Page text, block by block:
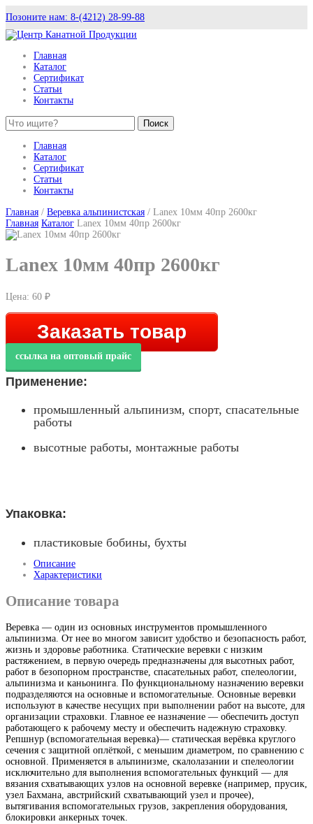
Позоните нам: 8-(4212) 28-99-88
Главная
Каталог
Сертификат
Статьи
Контакты
Поиск
Главная
Каталог
Сертификат
Статьи
Контакты
Главная / Веревка альпинистская / Lanex 10мм 40пр 2600кг
Главная Каталог Lanex 10мм 40пр 2600кг
Lanex 10мм 40пр 2600кг
Цена: 60 ₽
Заказать товар
ссылка на оптовый прайс
Применение:
промышленный альпинизм, спорт, спасательные
работы
высотные работы, монтажные работы
Упаковка:
пластиковые бобины, бухты
Описание
Характеристики
Описание товара
Веревка — один из основных инструментов промышленного
альпинизма. От нее во многом зависит удобство и безопасность работ,
жизнь и здоровье работника. Статические веревки с низким
растяжением, в первую очередь предназначены для высотных работ,
работ в безопорном пространстве, спасательных работ, спелеологии,
альпинизма и каньонинга. По функциональному назначению веревки
подразделяются на основные и вспомогательные. Основные веревки
используют в качестве несущих при выполнении работ на высоте, для
организации страховки. Главное ее назначение — обеспечить доступ
работающего к рабочему месту и обеспечить надежную страховку.
Репшнур (вспомогательная веревка)— статическая верёвка круглого
сечения с защитной оплёткой, с меньшим диаметром, по сравнению с
основной. Применяется в альпинизме, скалолазании и спелеологии
исключительно для выполнения вспомогательных функций — для
вязания схватывающих узлов на основной веревке (например, прусик,
узел Бахмана, австрийский схватывающий узел и прочее),
вытягивания вспомогательных грузов, закрепления оборудования,
блокировки анкерных точек.